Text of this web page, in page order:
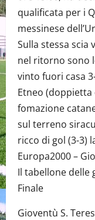
qualificata per i
messinese
Sulla stessa
nel ritorno sono
vinto fuori casa
Etneo (doppietta
fomazione
sul terreno
ricco di gol (3-3)
Europa2000 –
Il tabellone delle
Finale
Gioventù S.